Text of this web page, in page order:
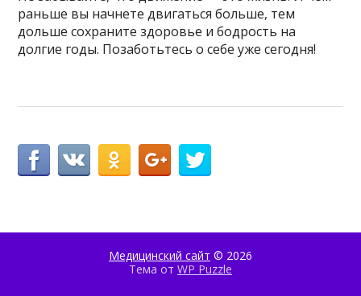
раньше вы начнете двигаться больше, тем
дольше сохраните здоровье и бодрость на
долгие годы. Позаботьтесь о себе уже сегодня!
Медицинский сайт © 2026
Тема от WP Puzzle